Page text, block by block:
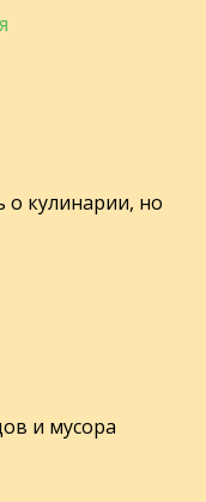
о кулинарии, но
и мусора